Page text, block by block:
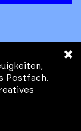
im Auftrag des
×
Postfach.